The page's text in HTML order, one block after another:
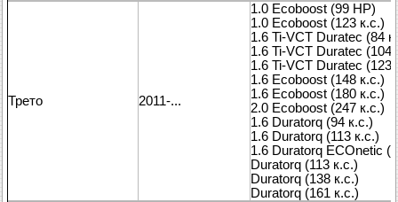
Трето 2011-...
1.0 Ecoboost (99 HP)
1.0 Ecoboost (123 к.с.)
1.6 Ti-VCT Duratec (84
1.6 Ti-VCT Duratec (104
1.6 Ti-VCT Duratec (123
1.6 Ecoboost (148 к.с.)
1.6 Ecoboost (180 к.с.)
2.0 Ecoboost (247 к.с.)
1.6 Duratorq (94 к.с.)
1.6 Duratorq (113 к.с.)
1.6 Duratorq ECOnetic
Duratorq (113 к.с.)
Duratorq (138 к.с.)
Duratorq (161 к.с.)